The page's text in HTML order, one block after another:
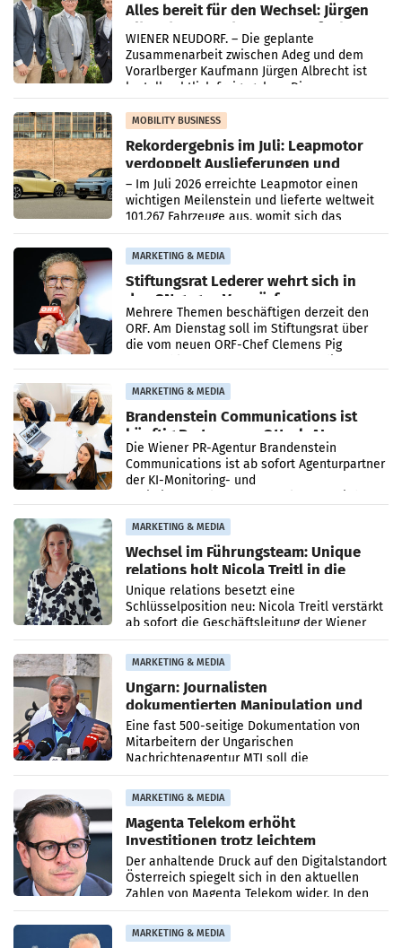
Alles bereit für den Wechsel: Jürgen
Albrecht setzt ab 1.1.2027 auf Adeg
WIENER NEUDORF. – Die geplante
Zusammenarbeit zwischen Adeg und dem
Vorarlberger Kaufmann Jürgen Albrecht ist
kartellrechtlich freigegeben: Die
Bundeswettbewerbsbehörde und der
Bundeskartellanwalt
MOBILITY BUSINESS
Rekordergebnis im Juli: Leapmotor
verdoppelt Auslieferungen und
überschreitet die 100.000er-Marke
– Im Juli 2026 erreichte Leapmotor einen
wichtigen Meilenstein und lieferte weltweit
101.267 Fahrzeuge aus, womit sich das
Ergebnis gegenüber Juli 2025 mehr als
verdoppelte (+102
MARKETING & MEDIA
Stiftungsrat Lederer wehrt sich in
den SN gegen Vorwürfe
Mehrere Themen beschäftigen derzeit den
ORF. Am Dienstag soll im Stiftungsrat über
die vom neuen ORF-Chef Clemens Pig
MARKETING & MEDIA
Brandenstein Communications ist
künftig Partner von OtterlyAI
Die Wiener PR-Agentur Brandenstein
Communications ist ab sofort Agenturpartner
der KI-Monitoring- und
MARKETING & MEDIA
Wechsel im Führungsteam: Unique
relations holt Nicola Treitl in die
Geschäftsleitung
Unique relations besetzt eine
Schlüsselposition neu: Nicola Treitl verstärkt
ab sofort die Geschäftsleitung der Wiener
PR-Agentur an der Seite von Josef Kalina und
Anna Kalina-Mahr.
MARKETING & MEDIA
Ungarn: Journalisten
dokumentierten Manipulation und
Zensur
Eine fast 500-seitige Dokumentation von
Mitarbeitern der Ungarischen
Nachrichtenagentur MTI soll die
systematische Nachrichten-Manipulation und
Zensur bei der Agentur während der Zeit
MARKETING & MEDIA
Magenta Telekom erhöht
Investitionen trotz leichtem
Umsatzrückgang
Der anhaltende Druck auf den Digitalstandort
Österreich spiegelt sich in den aktuellen
Zahlen von Magenta Telekom wider. In den
ersten sechs Monaten des laufenden Jahres
verzeichnete
MARKETING & MEDIA